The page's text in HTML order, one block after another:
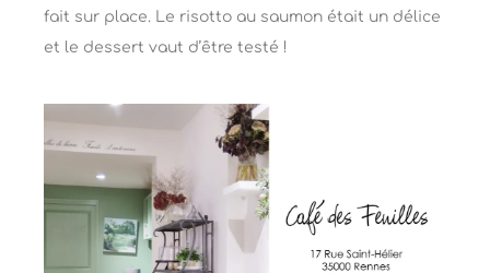
fait sur place. Le risotto au saumon était un délice
et le dessert vaut d’être testé !